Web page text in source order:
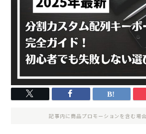
記事内に商品プロモーションを含む場